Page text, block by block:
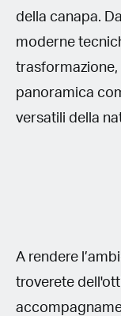
della canapa.
moderne
trasformazione,
panoramica
versatili della
A rendere
troverete